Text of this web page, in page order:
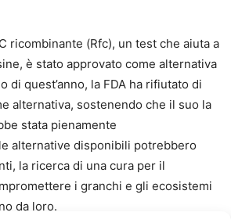
ricombinante (Rfc), un test che aiuta a
è stato approvato come alternativa
di quest’anno, la FDA ha rifiutato di
alternativa, sostenendo che il suo la
stata pienamente
alternative disponibili potrebbero
la ricerca di una cura per il
i granchi e gli ecosistemi
da loro.